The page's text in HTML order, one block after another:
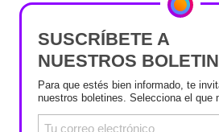
SUSCRÍBETE A
NUESTROS
Para que estés bien informado, te
nuestros boletines. Selecciona el que